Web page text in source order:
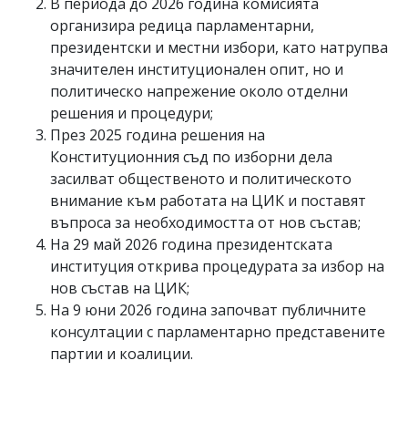
организира редица парламентарни,
президентски и местни избори, като натрупва
значителен институционален опит, но и
политическо напрежение около отделни
решения и процедури;
През 2025 година решения на
Конституционния съд по изборни дела
засилват общественото и политическото
внимание към работата на ЦИК и поставят
въпроса за необходимостта от нов състав;
На 29 май 2026 година президентската
институция открива процедурата за избор на
нов състав на ЦИК;
На 9 юни 2026 година започват публичните
консултации с парламентарно представените
партии и коалиции.